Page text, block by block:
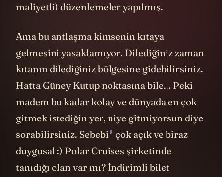
maliyetli) düzenlemeler yapılmış.
Ama bu antlaşma kimsenin kıtaya
gelmesini yasaklamıyor. Dilediğiniz zaman
kıtanın dilediğiniz bölgesine gidebilirsiniz.
Hatta Güney Kutup noktasına bile... Peki
madem bu kadar kolay ve dünyada en çok
gitmek istediğin yer, niye gitmiyorsun diye
sorabilirsiniz. Sebebi 8 çok açık ve biraz
duygusal :) Polar Cruises şirketinde
tanıdığı olan var mı? İndirimli bilet